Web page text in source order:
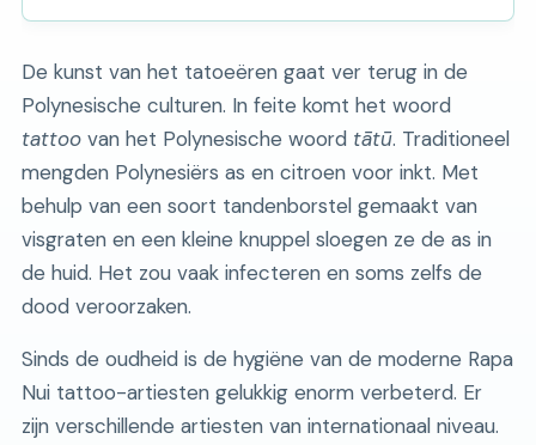
De kunst van het tatoeëren gaat ver terug in de
Polynesische culturen. In feite komt het woord
tattoovan het Polynesische woord tātū. Traditioneel
mengden Polynesiërs as en citroen voor inkt. Met
behulp van een soort tandenborstel gemaakt van
visgraten en een kleine knuppel sloegen ze de as in
de huid. Het zou vaak infecteren en soms zelfs de
dood veroorzaken.
Sinds de oudheid is de hygiëne van de moderne Rapa
Nui tattoo-artiesten gelukkig enorm verbeterd. Er
zijn verschillende artiesten van internationaal niveau.